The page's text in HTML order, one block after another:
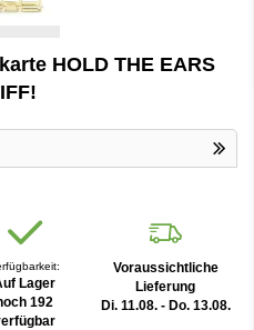
HOLD THE EARS
Lager
192
Voraussichtliche
Lieferung
Di. 11.08. - Do. 13.08.